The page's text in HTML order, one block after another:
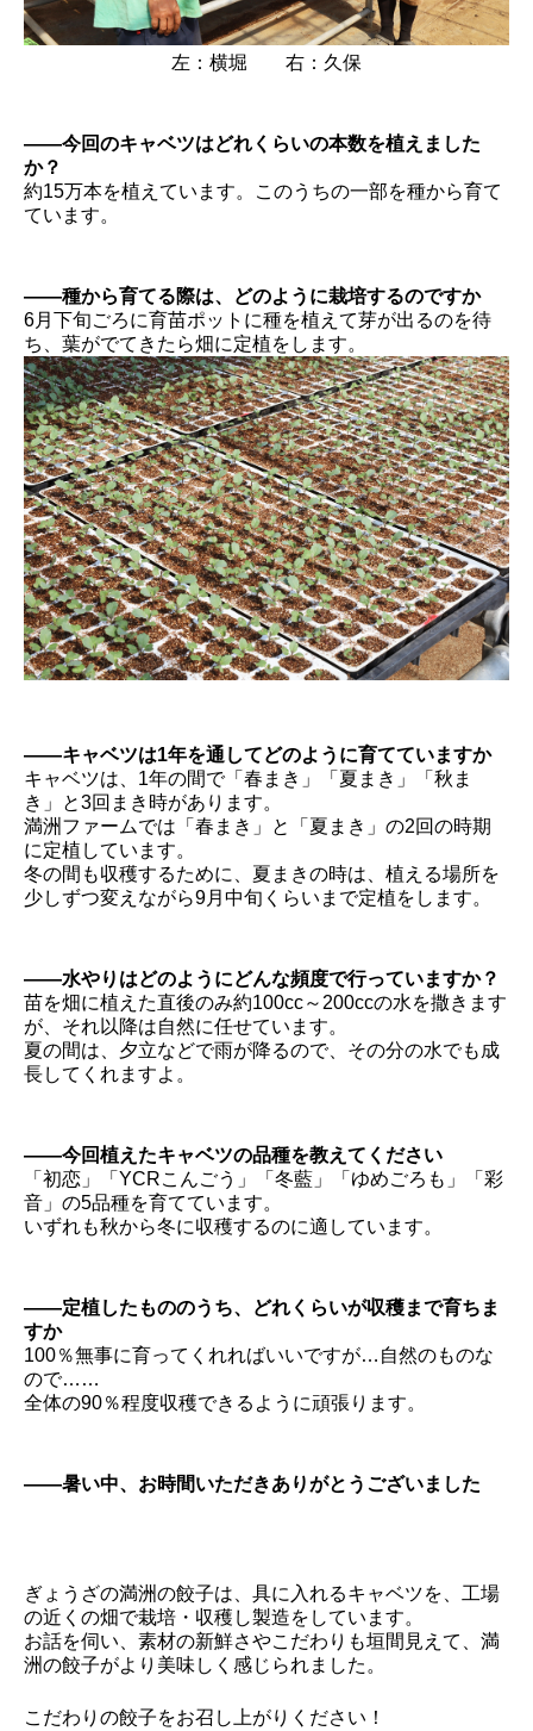
左：横堀 右：久保
――今回のキャベツはどれくらいの本数を植えました
か？
約15万本を植えています。このうちの一部を種から育て
ています。
――種から育てる際は、どのように栽培するのですか
6月下旬ごろに育苗ポットに種を植えて芽が出るのを待
ち、葉がでてきたら畑に定植をします。
――キャベツは1年を通してどのように育てていますか
キャベツは、1年の間で「春まき」「夏まき」「秋ま
き」と3回まき時があります。
満洲ファームでは「春まき」と「夏まき」の2回の時期
に定植しています。
冬の間も収穫するために、夏まきの時は、植える場所を
少しずつ変えながら9月中旬くらいまで定植をします。
――水やりはどのようにどんな頻度で行っていますか？
苗を畑に植えた直後のみ約100cc～200ccの水を撒きます
が、それ以降は自然に任せています。
夏の間は、夕立などで雨が降るので、その分の水でも成
長してくれますよ。
――今回植えたキャベツの品種を教えてください
「初恋」「YCRこんごう」「冬藍」「ゆめごろも」「彩
音」の5品種を育てています。
いずれも秋から冬に収穫するのに適しています。
――定植したもののうち、どれくらいが収穫まで育ちま
すか
100％無事に育ってくれればいいですが…自然のものな
ので……
全体の90％程度収穫できるように頑張ります。
――暑い中、お時間いただきありがとうございました
ぎょうざの満洲の餃子は、具に入れるキャベツを、工場
の近くの畑で栽培・収穫し製造をしています。
お話を伺い、素材の新鮮さやこだわりも垣間見えて、満
洲の餃子がより美味しく感じられました。
こだわりの餃子をお召し上がりください！